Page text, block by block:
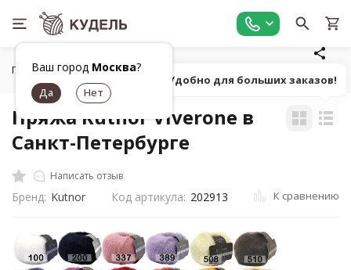
Ваш город Москва?
Главная Все для вязания
Пряжа Kutnor Viverone в
Санкт-Петербурге
Написать отзыв
Бренд: Kutnor Код артикула: 202913 К сравнению
Попробуй! Удобно для больших заказов!